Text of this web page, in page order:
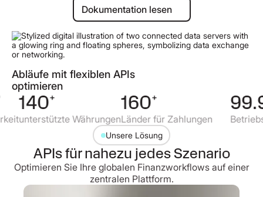
Dokumentation lesen
Abläufe mit flexiblen APIs
optimieren
140+
unterstützte Währungen
160+
Länder für Zahlungen
99.9
Unsere Lösung
APIs für nahezu jedes Szenario
Optimieren Sie Ihre globalen Finanzworkflows auf einer
zentralen Plattform.